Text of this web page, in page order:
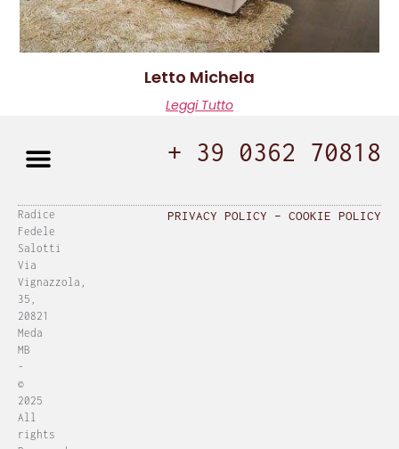
Letto Michela
Leggi Tutto
+ 39 0362 70818
Radice
Fedele
Salotti
Via
Vignazzola,
35,
20821
Meda
MB
-
©
2025
All
rights
PRIVACY POLICY – COOKIE POLICY